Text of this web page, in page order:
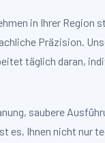
in Ihrer Region
Präzision.
täglich daran,
saubere
es, Ihnen nicht nur